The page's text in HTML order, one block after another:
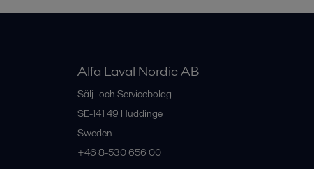
Alfa Laval Nordic AB
Sälj- och Servicebolag
SE-141 49 Huddinge
Sweden
+46 8-530 656 00